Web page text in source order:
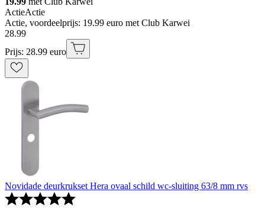
ActieActie
Actie, voordeelprijs: 19.99 euro met Club Karwei
28.99
Prijs: 28.99 euro
Novidade deurkrukset Hera ovaal schild wc-sluiting 63/8 mm rvs